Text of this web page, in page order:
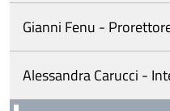
Gianni Fenu -
Alessandra Carucci -